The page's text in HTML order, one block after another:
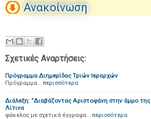
Ανακοίνωση
Σχετικές Αναρτήσεις:
Πρόγραμμα Διημερίδας Τριών Ιεραρχών
Πρόγραμμα… περισσότερα
Διάλεξη: “Διαβάζοντας Αριστοφάνη στην άμμο
Λίτινα
φάκελος με σχετικά έγγραφα… περισσότερα